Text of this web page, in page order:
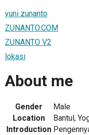
yuni zunanto
ZUNANTO.COM
ZUNANTO V2
lokasi
About me
Gender
Male
Location
Bantul,
Introduction